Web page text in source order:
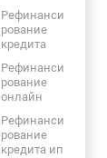
Рефинанси
рование
кредита
Рефинанси
рование
онлайн
Рефинанси
рование
кредита ип